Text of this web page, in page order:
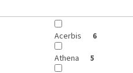
Acerbis 6
Athena 5